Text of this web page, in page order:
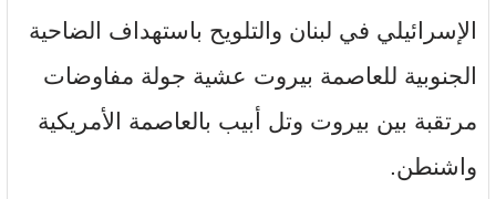
الإسرائيلي في لبنان والتلويح باستهداف الضاحية
الجنوبية للعاصمة بيروت عشية جولة مفاوضات
مرتقبة بين بيروت وتل أبيب بالعاصمة الأمريكية
واشنطن.